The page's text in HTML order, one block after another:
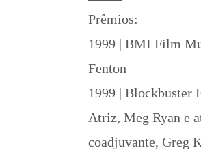
Prêmios:
1999 | BMI Film
Fenton
1999 | Blockbuster
Atriz, Meg Ryan e
coadjuvante, Greg